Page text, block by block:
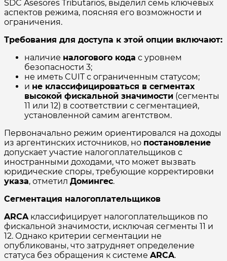
SDC Asesores Tributarios, выделил семь ключевых
аспектов режима, поясняя его возможности и
ограничения.
Требования для доступа к этой опции включают:
наличие налогового кода с уровнем
безопасности 3;
не иметь CUIT с ограниченным статусом;
и не классифицироваться в сегментах
высокой фискальной значимости (сегменты
11 или 12) в соответствии с сегментацией,
установленной самим агентством.
Первоначально режим ориентировался на доходы
из аргентинских источников, но постановление
допускает участие налогоплательщиков с
иностранными доходами, что может вызвать
юридические споры, требующие корректировки
указа, отметил Домингес.
Сегментация налогоплательщиков
ARCAклассифицирует налогоплательщиков по
фискальной значимости, исключая сегменты 11 и
12. Однако критерии сегментации не
опубликованы, что затрудняет определение
статуса без обращения к системе ARCA.